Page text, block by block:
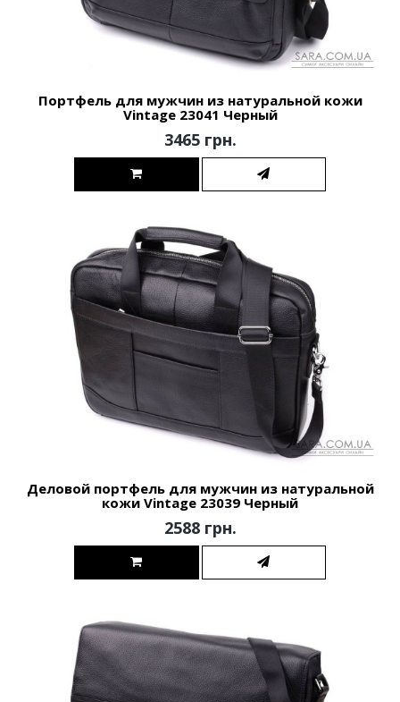
Портфель для мужчин из натуральной кожи
Vintage 23041 Черный
3465 грн.
Деловой портфель для мужчин из натуральной
кожи Vintage 23039 Черный
2588 грн.